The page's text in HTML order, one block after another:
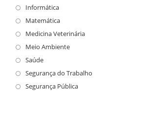
Informática
Matemática
Medicina Veterinária
Meio Ambiente
Saúde
Segurança do Trabalho
Segurança Pública